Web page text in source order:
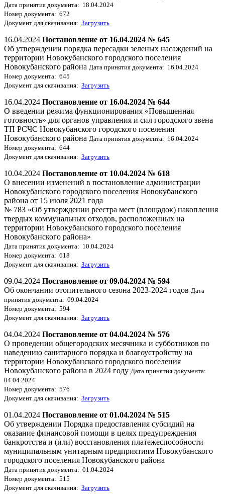
Дата принятия документа: 18.04.2024
Номер документа: 672
Документ для скачивания: Загрузить
16.04.2024 Постановление от 16.04.2024 № 645
Об утверждении порядка пересадки зеленых насаждений на
территории Новокубанского городского поселения
Новокубанского района Дата принятия документа: 16.04.2024
Номер документа: 645
Документ для скачивания: Загрузить
16.04.2024 Постановление от 16.04.2024 № 644
О введении режима функционирования «Повышенная
готовность» для органов управления и сил городского звена
ТП РСЧС Новокубанского городского поселения
Новокубанского района Дата принятия документа: 16.04.2024
Номер документа: 644
Документ для скачивания: Загрузить
10.04.2024 Постановление от 10.04.2024 № 618
О внесении изменений в постановление администрации
Новокубанского городского поселения Новокубанского
района от 15 июля 2021 года
№ 783 «Об утверждении реестра мест (площадок) накопления
твердых коммунальных отходов, расположенных на
территории Новокубанского городского поселения
Новокубанского района»
Дата принятия документа: 10.04.2024
Номер документа: 618
Документ для скачивания: Загрузить
09.04.2024 Постановление от 09.04.2024 № 594
Об окончании отопительного сезона 2023-2024 годов Дата
принятия документа: 09.04.2024
Номер документа: 594
Документ для скачивания: Загрузить
04.04.2024 Постановление от 04.04.2024 № 576
О проведении общегородских месячника и субботников по
наведению санитарного порядка и благоустройству на
территории Новокубанского городского поселения
Новокубанского района в 2024 году Дата принятия документа:
04.04.2024
Номер документа: 576
Документ для скачивания: Загрузить
01.04.2024 Постановление от 01.04.2024 № 515
Об утверждении Порядка предоставления субсидий на
оказание финансовой помощи в целях предупреждения
банкротства и (или) восстановления платежеспособности
муниципальным унитарным предприятиям Новокубанского
городского поселения Новокубанского района
Дата принятия документа: 01.04.2024
Номер документа: 515
Документ для скачивания: Загрузить